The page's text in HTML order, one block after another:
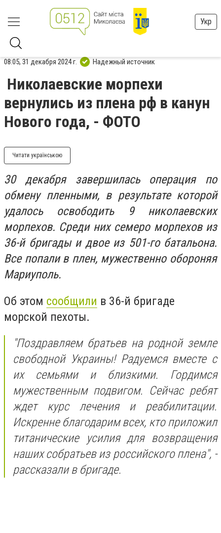
Укр
08:05, 31 декабря 2024 г. Надежный источник
Николаевские морпехи
вернулись из плена рф в канун
Нового года, - ФОТО
Читати українською
30 декабря завершилась операция по
обмену пленными, в результате которой
удалось освободить 9 николаевских
морпехов. Среди них семеро морпехов из
36-й бригады и двое из 501-го батальона.
Все попали в плен, мужественно обороняя
Мариуполь.
Об этом сообщили в 36-й бригаде
морской пехоты.
"Поздравляем братьев на родной земле
свободной Украины! Радуемся вместе с
их семьями и близкими. Гордимся
мужественным подвигом. Сейчас ребят
ждет курс лечения и реабилитации.
Искренне благодарим всех, кто приложил
титанические усилия для возвращения
наших собратьев из российского плена", -
рассказали в бригаде.